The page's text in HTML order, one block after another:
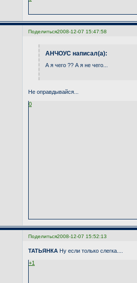
Поделиться2008-12-07 15:47:58
АНЧОУС написал(а):
А я чего ?? А я не чего...
Не оправдывайся...
0
Поделиться2008-12-07 15:52:13
ТАТЬЯНКА Ну если только слегка....
+1